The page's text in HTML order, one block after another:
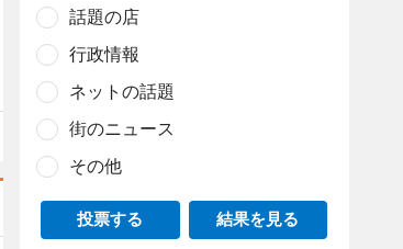
話題の店
行政情報
ネットの話題
街のニュース
その他
投票する 結果を見る